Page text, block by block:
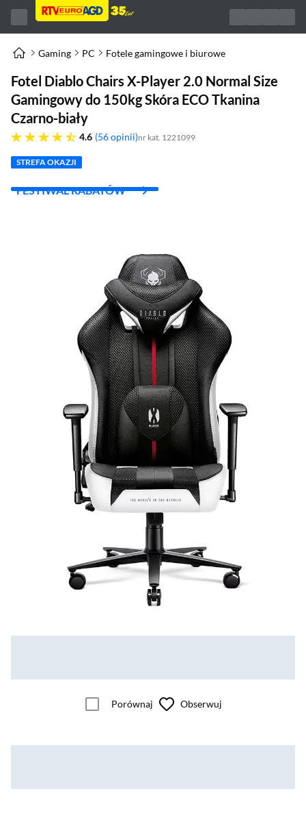
Gaming PC Fotele gamingowe i biurowe
Fotel Diablo Chairs X-Player 2.0 Normal Size
Gamingowy do 150kg Skóra ECO Tkanina
Czarno-biały
4.6
4.6 gwiazdek 56 opinii nr kat. 1221099
STREFA OKAZJI
FESTIWAL RABATÓW
Porównaj Obserwuj